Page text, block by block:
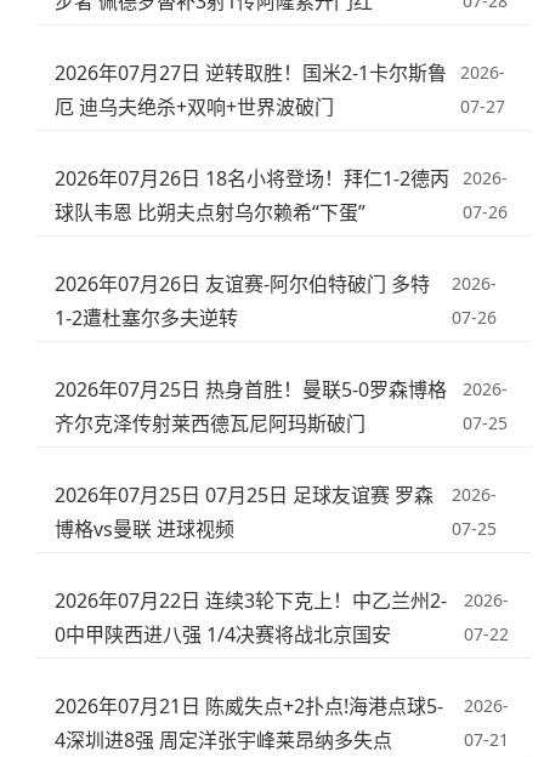
2026年07月27日 逆转取胜！国米2-1卡尔斯鲁
厄 迪乌夫绝杀+双响+世界波破门
2026-
07-27
2026年07月26日 18名小将登场！拜仁1-2德丙
球队韦恩 比朔夫点射乌尔赖希“下蛋”
2026-
07-26
2026年07月26日 友谊赛-阿尔伯特破门 多特
1-2遭杜塞尔多夫逆转
2026-
07-26
2026年07月25日 热身首胜！曼联5-0罗森博格
齐尔克泽传射莱西德瓦尼阿玛斯破门
2026-
07-25
2026年07月25日 07月25日 足球友谊赛 罗森
博格vs曼联 进球视频
2026-
07-25
2026年07月22日 连续3轮下克上！中乙兰州2-
0中甲陕西进八强 1/4决赛将战北京国安
2026-
07-22
2026年07月21日 陈威失点+2扑点!海港点球5-
4深圳进8强 周定洋张宇峰莱昂纳多失点
2026-
07-21